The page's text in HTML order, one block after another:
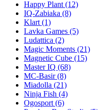
Happy Plant (12)
IQ-Zabiaka (8)
Klart (1)
Lavka Games (5)
Ludattica (2)
Magic Moments (21)
Magnetic Cube (15)
Master IQ (68)
MC-Basir(8)
Miadolla (21)
Ninja Fish (4)
Ogosport (6)